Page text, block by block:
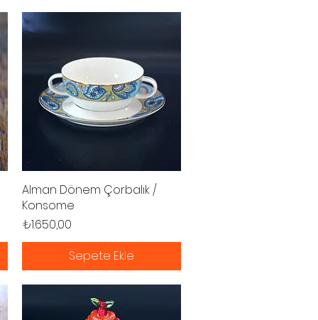
Hızlı Bakış
Alman Dönem Çorbalık /
Konsome
Fiyat
₺1.650,00
Sepete Ekle